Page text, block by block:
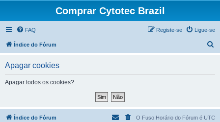
Comprar Cytotec Brazil
FAQ Ligue-se
Registe-se
Índice do Fórum
Apagar cookies
Apagar todos os cookies?
Índice do Fórum O Fuso Horário do Fórum é UTC